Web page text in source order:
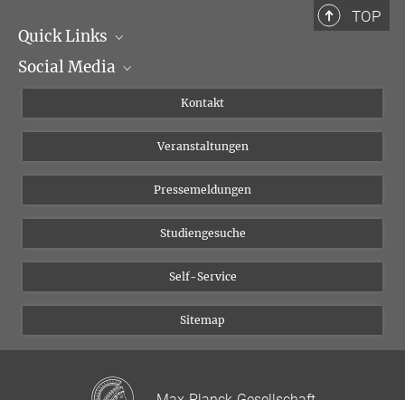
friederici@...
TOP
Quick Links
Institutsleitung
Social Media
Bluesky
YouTube
Kontakt
Veranstaltungen
Pressemeldungen
Studiengesuche
Self-Service
Sitemap